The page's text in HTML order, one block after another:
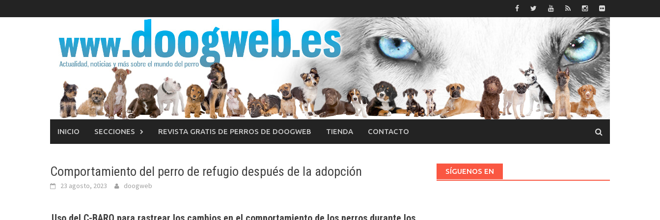
al
INICIO SECCIONES REVISTA GRATIS DE PERROS DE DOOGWEB TIENDA CONTACTO
Comportamiento del perro de refugio después de la adopción
23 agosto, 2023 doogweb
SÍGUENOS EN